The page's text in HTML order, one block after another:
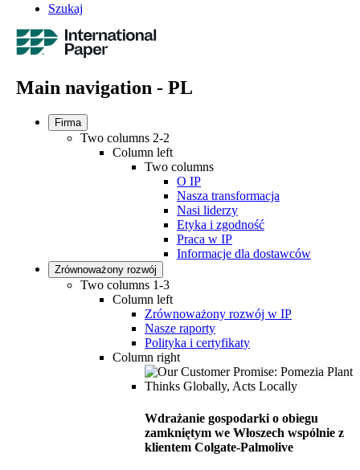
Szukaj
Main navigation - PL
Firma
Two columns 2-2
Column left
Two columns
O IP
Nasza transformacja
Nasi liderzy
Etyka i zgodność
Praca w IP
Informacje dla dostawców
Zrównoważony rozwój
Two columns 1-3
Column left
Zrównoważony rozwój w IP
Nasze raporty
Polityka i certyfikaty
Column right
Wdrażanie gospodarki o obiegu
zamkniętym we Włoszech wspólnie z
klientem Colgate-Palmolive